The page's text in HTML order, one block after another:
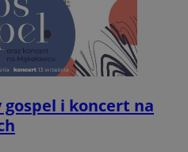
i koncert na